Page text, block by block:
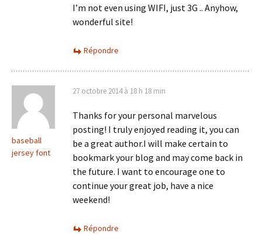
I’m not even using WIFI, just 3G .. Anyhow,
wonderful site!
Répondre
baseball
jersey font
27 octobre 2014 à 18 h 18 min
Thanks for your personal marvelous
posting! I truly enjoyed reading it, you can
be a great author.I will make certain to
bookmark your blog and may come back in
the future. I want to encourage one to
continue your great job, have a nice
weekend!
Répondre